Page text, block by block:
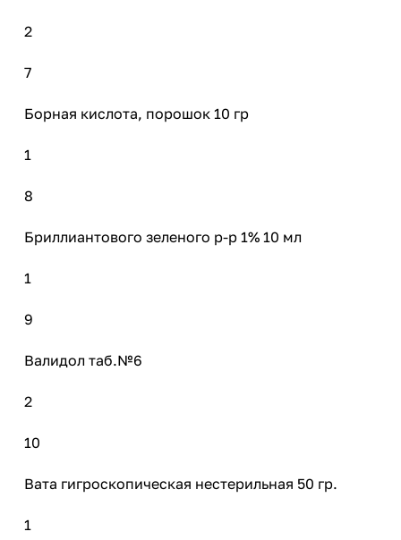
2
7
Борная кислота, порошок 10 гр
1
8
Бриллиантового зеленого р-р 1% 10 мл
1
9
Валидол таб.№6
2
10
Вата гигроскопическая нестерильная 50 гр.
1